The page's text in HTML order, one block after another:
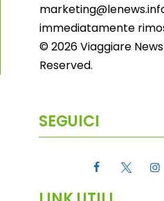
immediatamente
© 2026 Viaggiare
Reserved.
SEGUICI